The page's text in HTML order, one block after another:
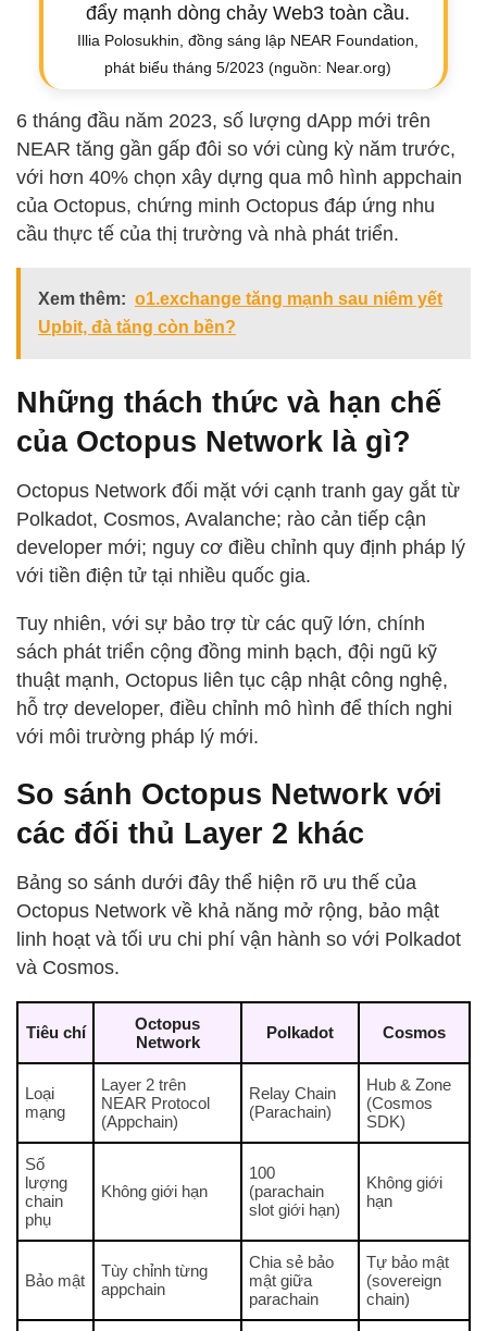
đẩy mạnh dòng chảy Web3 toàn cầu.
Illia Polosukhin, đồng sáng lập NEAR Foundation,
phát biểu tháng 5/2023 (nguồn: Near.org)
6 tháng đầu năm 2023, số lượng dApp mới trên
NEAR tăng gần gấp đôi so với cùng kỳ năm trước,
với hơn 40% chọn xây dựng qua mô hình appchain
của Octopus, chứng minh Octopus đáp ứng nhu
cầu thực tế của thị trường và nhà phát triển.
Xem thêm: o1.exchange tăng mạnh sau niêm yết
Upbit, đà tăng còn bền?
Những thách thức và hạn chế
của Octopus Network là gì?
Octopus Network đối mặt với cạnh tranh gay gắt từ
Polkadot, Cosmos, Avalanche; rào cản tiếp cận
developer mới; nguy cơ điều chỉnh quy định pháp lý
với tiền điện tử tại nhiều quốc gia.
Tuy nhiên, với sự bảo trợ từ các quỹ lớn, chính
sách phát triển cộng đồng minh bạch, đội ngũ kỹ
thuật mạnh, Octopus liên tục cập nhật công nghệ,
hỗ trợ developer, điều chỉnh mô hình để thích nghi
với môi trường pháp lý mới.
So sánh Octopus Network với
các đối thủ Layer 2 khác
Bảng so sánh dưới đây thể hiện rõ ưu thế của
Octopus Network về khả năng mở rộng, bảo mật
linh hoạt và tối ưu chi phí vận hành so với Polkadot
và Cosmos.
Tiêu chí
Octopus
Network
Polkadot Cosmos
Loại
mạng
Layer 2 trên
NEAR Protocol
(Appchain)
Relay Chain
(Parachain)
Hub & Zone
(Cosmos
SDK)
Số
lượng
chain
phụ
Không giới hạn
100
(parachain
slot giới hạn)
Không giới
hạn
Bảo mật
Tùy chỉnh từng
appchain
Chia sẻ bảo
mật giữa
parachain
Tự bảo mật
(sovereign
chain)